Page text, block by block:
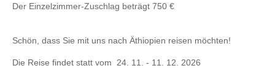
möchten
Der Einzelzimmer-Zuschlag beträgt 750 €
Schön, dass Sie mit uns nach Äthiopien reisen möchten!
Die Reise findet statt vom 24. 11. - 11. 12. 2026